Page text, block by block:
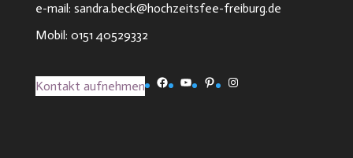
e-mail: sandra.beck@hochzeitsfee-freiburg.de
Mobil: 0151 40529332
Kontakt aufnehmen Facebook
YouTubePinterestInstagram